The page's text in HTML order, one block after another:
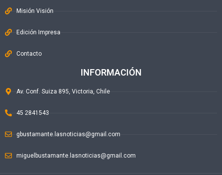
Misión Visión
Edición Impresa
Contacto
INFORMACIÓN
Av. Conf. Suiza 895, Victoria, Chile
45 2841543
gbustamante.lasnoticias@gmail.com
miguelbustamante.lasnoticias@gmail.com